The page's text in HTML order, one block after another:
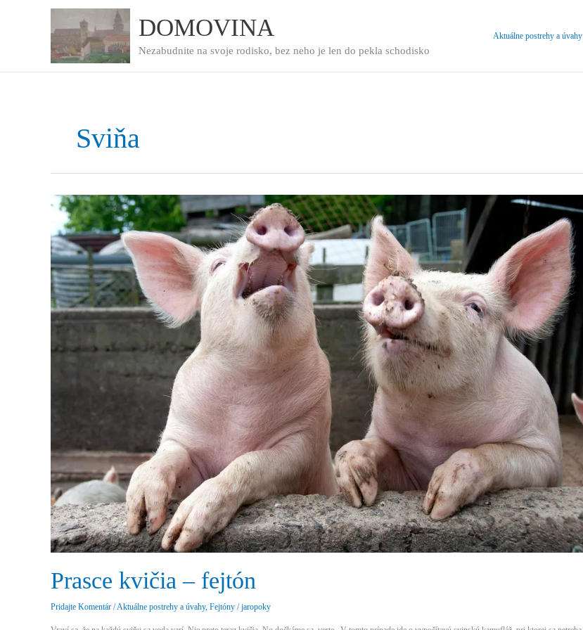
DOMOVINA
Nezabudnite na svoje rodisko, bez neho je len do pekla schodisko
Aktuálne postrehy a úvahy
Sviňa
Prasce kvičia – fejtón
Pridajte Komentár /Aktuálne postrehy a úvahy, Fejtóny /jaropoky